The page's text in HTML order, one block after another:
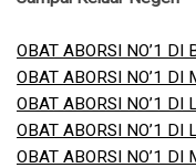
OBAT ABORSI NO’1
OBAT ABORSI NO’1
OBAT ABORSI NO’1
OBAT ABORSI NO’1
OBAT ABORSI NO’1